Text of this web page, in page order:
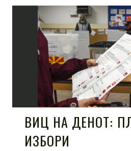
ВИЦ НА ДЕНОТ:
ИЗБОРИ